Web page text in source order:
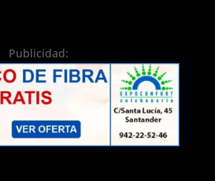
Publicidad: